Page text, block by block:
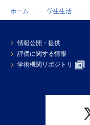
ホーム 学生生活
情報公開・提供
評価に関する情報
学術機関リポジトリ